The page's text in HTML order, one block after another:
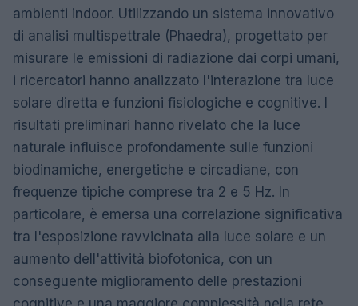
ambienti indoor. Utilizzando un sistema innovativo
di analisi multispettrale (Phaedra), progettato per
misurare le emissioni di radiazione dai corpi umani,
i ricercatori hanno analizzato l'interazione tra luce
solare diretta e funzioni fisiologiche e cognitive. I
risultati preliminari hanno rivelato che la luce
naturale influisce profondamente sulle funzioni
biodinamiche, energetiche e circadiane, con
frequenze tipiche comprese tra 2 e 5 Hz. In
particolare, è emersa una correlazione significativa
tra l'esposizione ravvicinata alla luce solare e un
aumento dell'attività biofotonica, con un
conseguente miglioramento delle prestazioni